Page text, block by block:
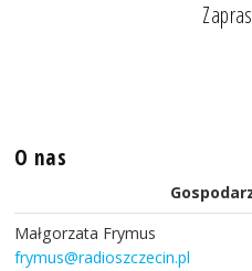
O nas
Małgorzata Frymus
frymus@radioszczecin.pl